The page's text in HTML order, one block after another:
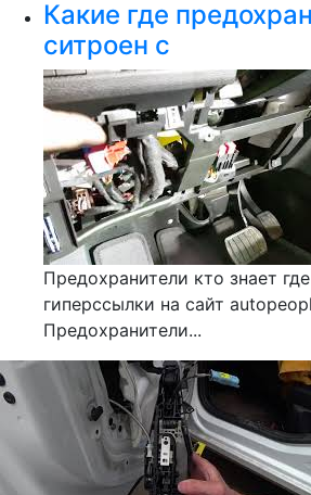
Какие где
ситроен с
Предохранители кто знает
гиперссылки на сайт
Предохранители...